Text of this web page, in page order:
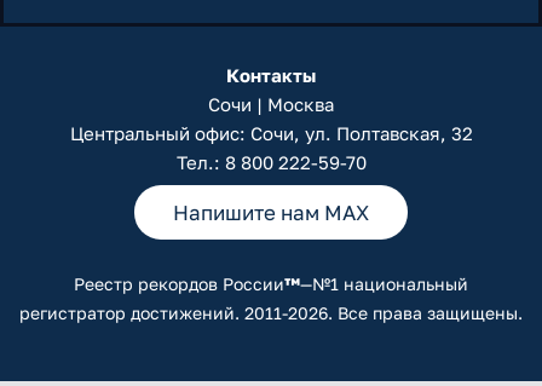
Контакты
Сочи | Москва
Центральный офис: Сочи, ул. Полтавская, 32
Тел.: 8 800 222-59-70
Напишите нам MAX
Реестр рекордов России™—№1 национальный
регистратор достижений. 2011-2026. Все права защищены.